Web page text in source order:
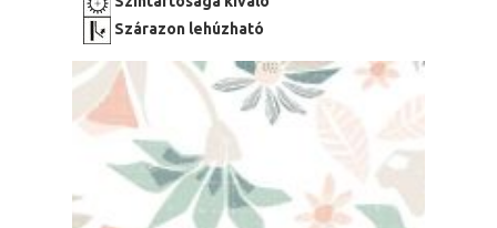
Szárazon lehúzható